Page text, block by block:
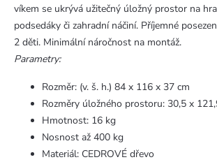
víkem se ukrývá užitečný úložný prostor na
podsedáky či zahradní náčiní. Příjemné
2 děti. Minimální náročnost na montáž.
Parametry:
Rozměr: (v. š. h.) 84 x 116 x 37 cm
Rozměry úložného prostoru: 30,5 x
Hmotnost: 16 kg
Nosnost až 400 kg
Materiál: CEDROVÉ dřevo